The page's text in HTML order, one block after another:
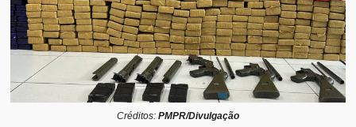
Créditos: PMPR/Divulgação